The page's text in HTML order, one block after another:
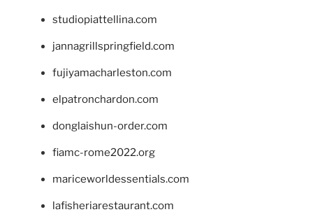
studiopiattellina.com
jannagrillspringfield.com
fujiyamacharleston.com
elpatronchardon.com
donglaishun-order.com
fiamc-rome2022.org
mariceworldessentials.com
lafisheriarestaurant.com